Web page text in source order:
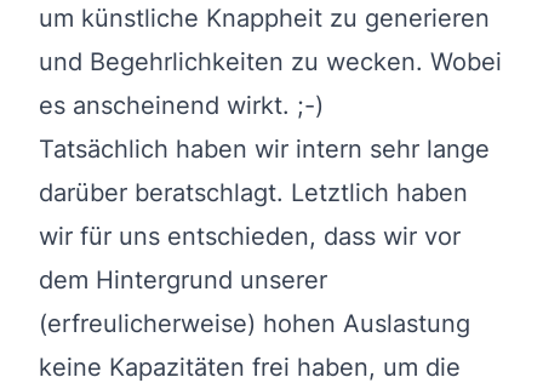
um künstliche Knappheit zu generieren
und Begehrlichkeiten zu wecken. Wobei
es anscheinend wirkt. ;-)
Tatsächlich haben wir intern sehr lange
darüber beratschlagt. Letztlich haben
wir für uns entschieden, dass wir vor
dem Hintergrund unserer
(erfreulicherweise) hohen Auslastung
keine Kapazitäten frei haben, um die